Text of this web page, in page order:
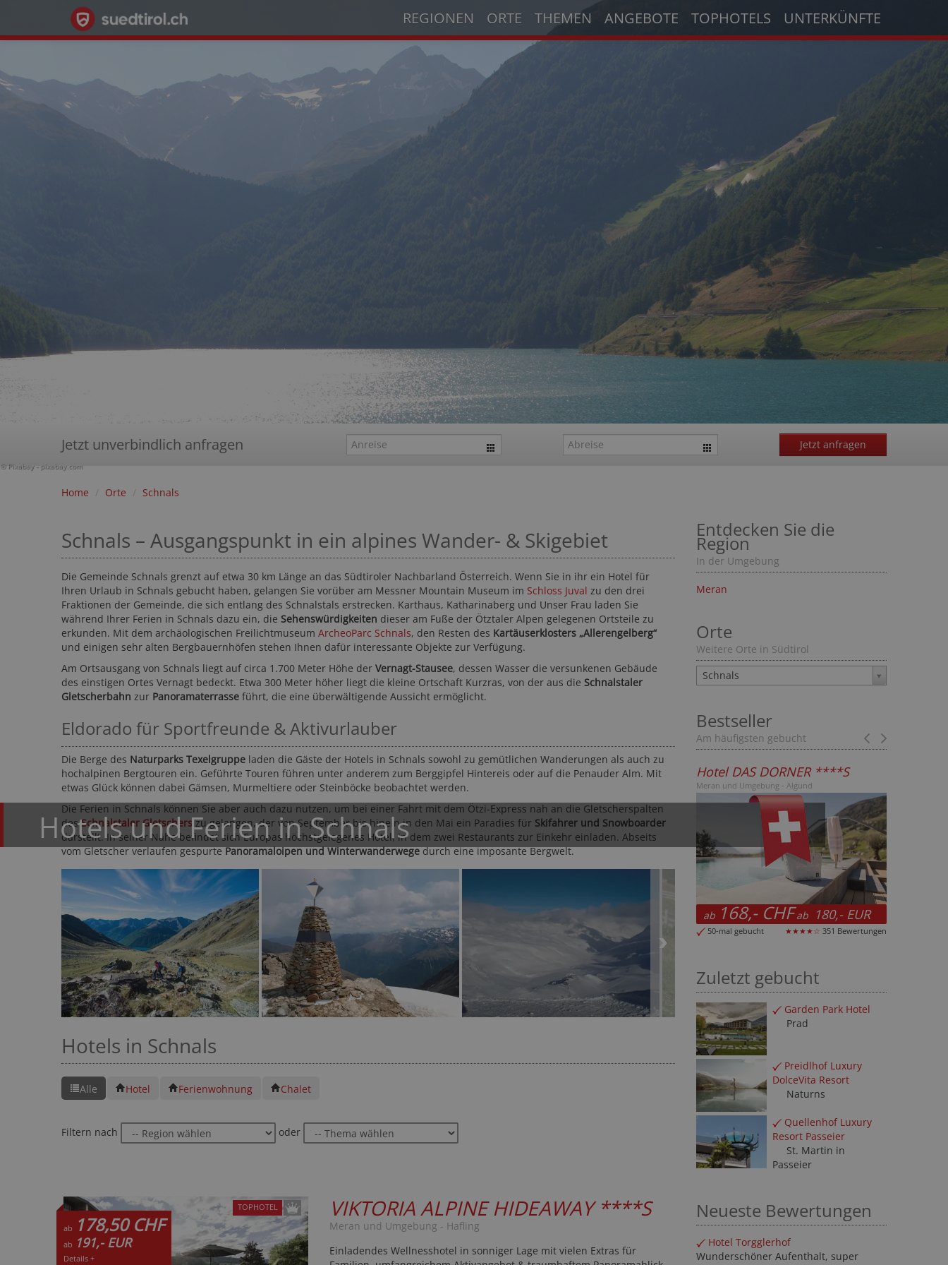
REGIONEN ORTE THEMEN ANGEBOTE TOPHOTELS UNTERKÜNFTE
Hotels und Ferien in Schnals
© Pixabay - pixabay.com
Jetzt unverbindlich anfragen Jetzt anfragen
Home / Orte / Schnals
Schnals – Ausgangspunkt in ein alpines Wander- & Skigebiet
Die Gemeinde Schnals grenzt auf etwa 30 km Länge an das Südtiroler Nachbarland Österreich. Wenn Sie in ihr ein Hotel für
Ihren Urlaub in Schnals gebucht haben, gelangen Sie vorüber am Messner Mountain Museum im Schloss Juval zu den drei
Fraktionen der Gemeinde, die sich entlang des Schnalstals erstrecken. Karthaus, Katharinaberg und Unser Frau laden Sie
während Ihrer Ferien in Schnals dazu ein, die Sehenswürdigkeiten dieser am Fuße der Ötztaler Alpen gelegenen Ortsteile zu
erkunden. Mit dem archäologischen Freilichtmuseum ArcheoParc Schnals, den Resten des Kartäuserklosters „Allerengelberg“
und einigen sehr alten Bergbauernhöfen stehen Ihnen dafür interessante Objekte zur Verfügung.
Am Ortsausgang von Schnals liegt auf circa 1.700 Meter Höhe der Vernagt-Stausee, dessen Wasser die versunkenen Gebäude
des einstigen Ortes Vernagt bedeckt. Etwa 300 Meter höher liegt die kleine Ortschaft Kurzras, von der aus die Schnalstaler
Gletscherbahn zur Panoramaterrasse führt, die eine überwältigende Aussicht ermöglicht.
Eldorado für Sportfreunde & Aktivurlauber
Die Berge des Naturparks Texelgruppe laden die Gäste der Hotels in Schnals sowohl zu gemütlichen Wanderungen als auch zu
hochalpinen Bergtouren ein. Geführte Touren führen unter anderem zum Berggipfel Hintereis oder auf die Penauder Alm. Mit
etwas Glück können dabei Gämsen, Murmeltiere oder Steinböcke beobachtet werden.
Die Ferien in Schnals können Sie aber auch dazu nutzen, um bei einer Fahrt mit dem Ötzi-Express nah an die Gletscherspalten
desSchnalstaler Gletscherszu gelangen, der von September bis hinein in den Mai ein Paradies für Skifahrer und Snowboarder
darstellt. In seiner Nähe befindet sich Europas höchstgelegenes Hotel, in dem zwei Restaurants zur Einkehr einladen. Abseits
vom Gletscher verlaufen gespurtePanoramaloipen und Winterwanderwegedurch eine imposante Bergwelt.
Hotels in Schnals
Alle Hotel Ferienwohnung Chalet
Filtern nach oder
ab 178,50 CHF
ab 191,- EUR
Details +
TOPHOTEL VIKTORIA ALPINE HIDEAWAY****S
Meran und Umgebung - Hafling
Einladendes Wellnesshotel in sonniger Lage mit vielen Extras für
Entdecken Sie die
Region
In der Umgebung
Meran
Orte
Weitere Orte in Südtirol
Schnals
Bestseller
Prev
Am häufigsten gebucht
Garden Park Hotel ****S
Vinschgau - Prad
ab 109,50 CHF ab117,-
EUR
60-mal gebucht ★★★★☆506 Bewertungen
Wiesenhof Garden Resort
****S
ab 122,50 CHF
22-mal gebucht 797 Bewertungen
Hotel DAS DORNER ****S
168,- CHF 180,- EUR
50-mal gebucht 351 Bewertungen
Hotel Bella Vista ****
Vinschgau - Stilfs
ab118,50 CHFab
EUR
Zuletzt gebucht
Garden Park Hotel
Preidlhof Luxury
DolceVita Resort
Quellenhof Luxury
Resort Passeier
St. Martin in
Neueste Bewertungen
Hotel Torgglerhof